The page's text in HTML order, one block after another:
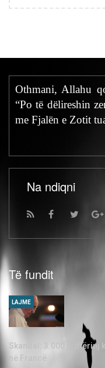
Othmani, Allahu
“Po të dëlireshin
me Fjalën e Zotit
Na ndiqni
Të fundit
Skandal: 3.000 priftërinj
në Francë
LAJME